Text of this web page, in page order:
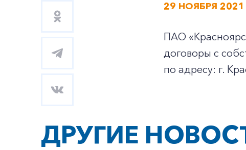
29 НОЯБРЯ 2021
ПАО
договоры с
по адресу: г.
ДРУГИЕ